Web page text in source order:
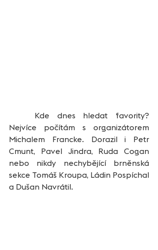
Nejvíce počítám s organizátorem
Michalem Francke. Dorazil i Petr
Cmunt, Pavel Jindra, Ruda Cogan
nebo nikdy nechybějící brněnská
sekce Tomáš Kroupa, Ládin Pospíchal
a Dušan Navrátil.